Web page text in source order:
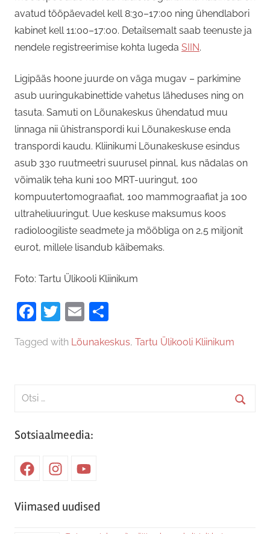
avatud tööpäevadel kell 8:30–17:00 ning ühendlabori
kabinet kell 11:00–17:00. Detailsemalt saab teenuste ja
nendele registreerimise kohta lugeda SIIN.
Ligipääs hoone juurde on väga mugav – parkimine
asub uuringukabinettide vahetus läheduses ning on
tasuta. Samuti on Lõunakeskus ühendatud muu
linnaga nii ühistranspordi kui Lõunakeskuse enda
transpordi kaudu. Kliinikumi Lõunakeskuse esindus
asub 330 ruutmeetri suurusel pinnal, kus nädalas on
võimalik teha kuni 100 MRT-uuringut, 100
kompuutertomograafiat, 100 mammograafiat ja 100
ultraheliuuringut. Uue keskuse maksumus koos
radioloogiliste seadmete ja mööbliga on 2,5 miljonit
eurot, millele lisandub käibemaks.
Foto: Tartu Ülikooli Kliinikum
Facebook
Twitter
Email
Tagged with Lõunakeskus, Tartu Ülikooli Kliinikum
Search
Sotsiaalmeedia:
FacebookInstagramYoutube
Viimased uudised